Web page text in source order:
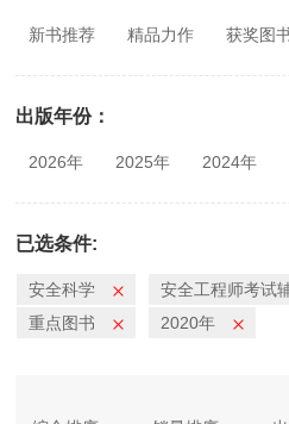
新书推荐 精品力作 获奖图
出版年份：
2026年 2025年 2024年
2010年
已选条件:
安全科学
安全工程师考试
重点图书
2020年